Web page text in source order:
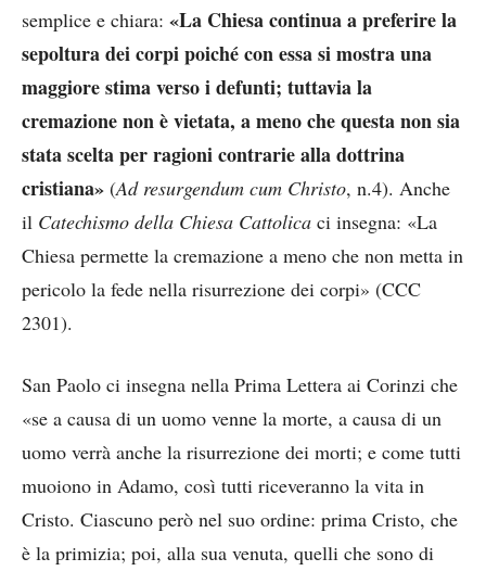
semplice e chiara: «La Chiesa continua a preferire la
sepoltura dei corpi poiché con essa si mostra una
maggiore stima verso i defunti; tuttavia la
cremazione non è vietata, a meno che questa non sia
stata scelta per ragioni contrarie alla dottrina
cristiana» (Ad resurgendum cum Christo, n.4). Anche
il Catechismo della Chiesa Cattolica ci insegna: «La
Chiesa permette la cremazione a meno che non metta in
pericolo la fede nella risurrezione dei corpi» (CCC
2301).
San Paolo ci insegna nella Prima Lettera ai Corinzi che
«se a causa di un uomo venne la morte, a causa di un
uomo verrà anche la risurrezione dei morti; e come tutti
muoiono in Adamo, così tutti riceveranno la vita in
Cristo. Ciascuno però nel suo ordine: prima Cristo, che
è la primizia; poi, alla sua venuta, quelli che sono di